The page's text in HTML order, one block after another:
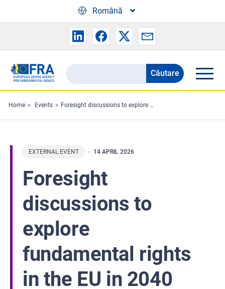
Română
Search
the
FRA
website
Căutare
Home Events Foresight discussions to explore fundamental rights in the EU in 2040
EXTERNAL EVENT 14 APRIL 2026
Foresight
discussions to
explore
fundamental rights
in the EU in 2040